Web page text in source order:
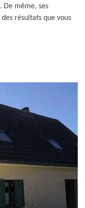
De même, ses
résultats que vous